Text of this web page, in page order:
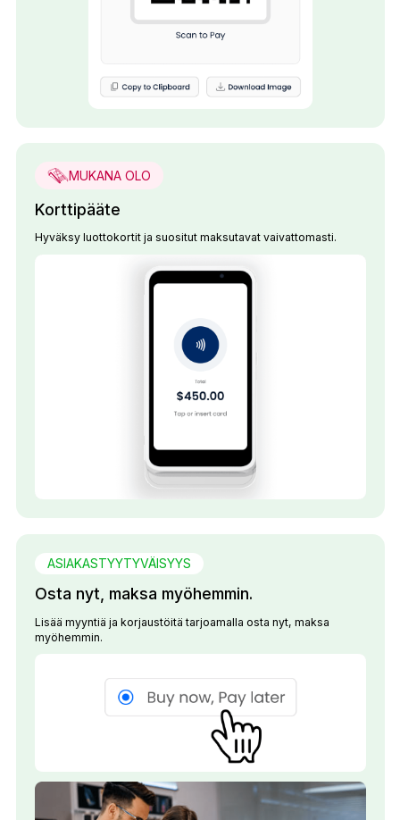
MUKANA OLO
Korttipääte
Hyväksy luottokortit ja suositut maksutavat vaivattomasti.
ASIAKASTYYTYVÄISYYS
Osta nyt, maksa myöhemmin.
Lisää myyntiä ja korjaustöitä tarjoamalla osta nyt, maksa
myöhemmin.